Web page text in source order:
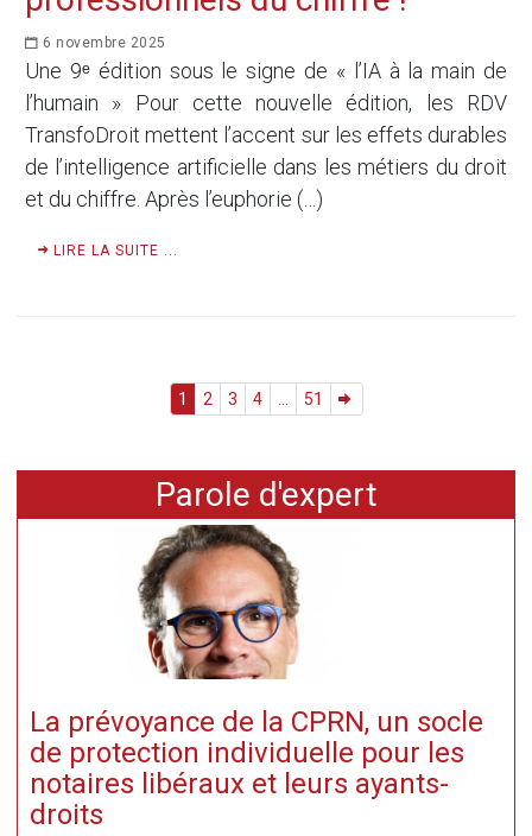
6 novembre 2025
Une 9ᵉ édition sous le signe de « l’IA à la main de
l’humain » Pour cette nouvelle édition, les RDV
TransfoDroit mettent l’accent sur les effets durables
de l’intelligence artificielle dans les métiers du droit
et du chiffre. Après l’euphorie (…)
LIRE LA SUITE ...
1 2 3 4 51
Parole d'expert
La prévoyance de la CPRN, un socle
de protection individuelle pour les
notaires libéraux et leurs ayants-
droits